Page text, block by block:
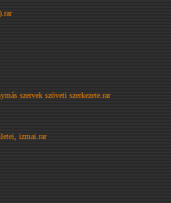
szervek szöveti szerkezete.rar
izmai.rar